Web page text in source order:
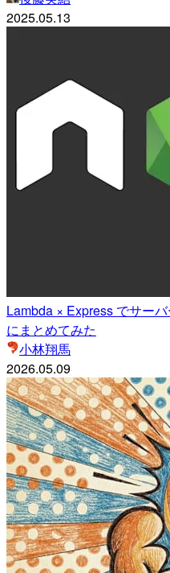
2025.05.13
Lambda × Express でサー
にまとめてみた
小林翔馬
2026.05.09